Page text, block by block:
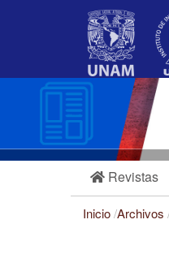
Barra
Revistas
Inicio/Archivos